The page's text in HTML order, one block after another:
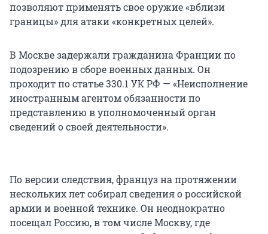
позволяют применять свое оружие «вблизи
границы» для атаки «конкретных целей».
В Москве задержали гражданина Франции по
подозрению в сборе военных данных. Он
проходит по статье 330.1 УК РФ — «Неисполнение
иностранным агентом обязанности по
представлению в уполномоченный орган
сведений о своей деятельности».
По версии следствия, француз на протяжении
нескольких лет собирал сведения о российской
армии и военной технике. Он неоднократно
посещал Россию, в том числе Москву, где